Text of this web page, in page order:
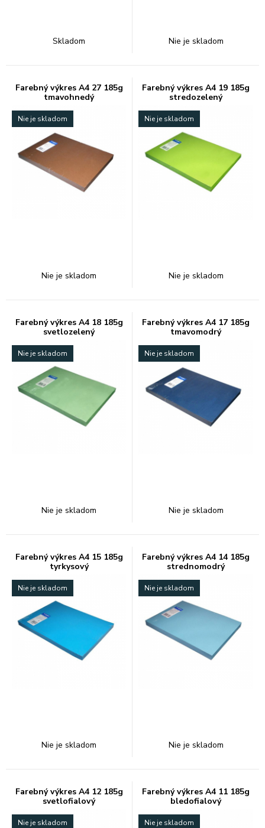
Skladom Nie je skladom
Farebný výkres A4 27 185g
tmavohnedý
Nie je skladom
Nie je skladom
Farebný výkres A4 19 185g
stredozelený
Nie je skladom
Nie je skladom
Farebný výkres A4 18 185g
svetlozelený
Nie je skladom
Nie je skladom
Farebný výkres A4 17 185g
tmavomodrý
Nie je skladom
Nie je skladom
Farebný výkres A4 15 185g
tyrkysový
Nie je skladom
Nie je skladom
Farebný výkres A4 14 185g
strednomodrý
Nie je skladom
Nie je skladom
Farebný výkres A4 12 185g
svetlofialový
Nie je skladom
Farebný výkres A4 11 185g
bledofialový
Nie je skladom